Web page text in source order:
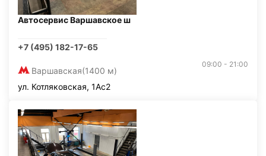
Автосервис Варшавское ш
+7 (495) 182-17-65
Варшавская(1400 м)
09:00 - 21:00
ул. Котляковская, 1Ас2